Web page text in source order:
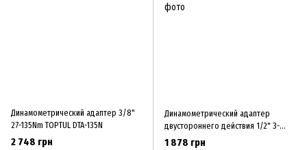
Динамометрический адаптер 3/8"
27-135Nm TOPTUL DTA-135N
2 748 грн
Динамометрический адаптер
двуcтopoннeгo дeйcтвия 1/2" З-
З0Hм ANC-З0 PROTESTER
1 878 грн